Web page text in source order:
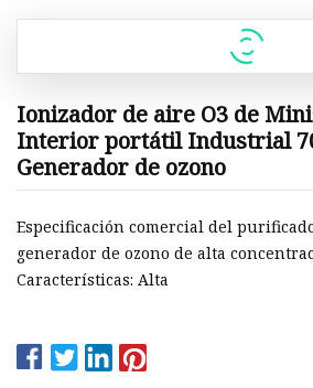
Ionizador de aire O3 de
Interior portátil Industrial
Generador de ozono
Especificación comercial del
generador de ozono de alta
Características: Alta